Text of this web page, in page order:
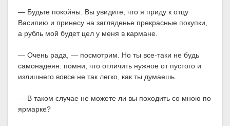
— Будьте покойны. Вы увидите, что я приду к отцу
Василию и принесу на загляденье прекрасные покупки,
а рубль мой будет цел у меня в кармане.
— Очень рада, — посмотрим. Но ты все-таки не будь
самонадеян: помни, что отличить нужное от пустого и
излишнего вовсе не так легко, как ты думаешь.
— В таком случае не можете ли вы походить со мною по
ярмарке?